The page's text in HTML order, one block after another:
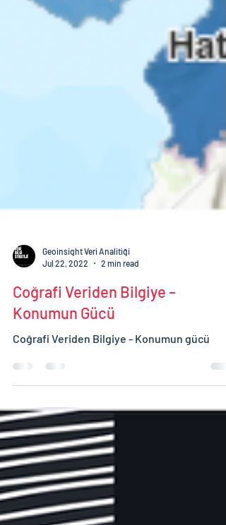
Geoinsight Veri Analitiği
Jul 22, 2022
2 min read
Konumun Gücü
Coğrafi Veriden Bilgiye - Konumun gücü